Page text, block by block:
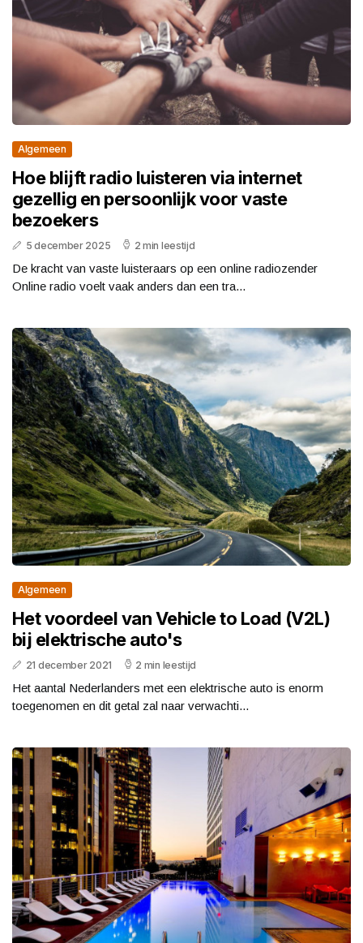
Algemeen
Hoe blijft radio luisteren via internet
gezellig en persoonlijk voor vaste
bezoekers
5 december 2025 2 min leestijd
De kracht van vaste luisteraars op een online radiozender
Online radio voelt vaak anders dan een tra...
Algemeen
Het voordeel van Vehicle to Load (V2L)
bij elektrische auto's
21 december 2021 2 min leestijd
Het aantal Nederlanders met een elektrische auto is enorm
toegenomen en dit getal zal naar verwachti...